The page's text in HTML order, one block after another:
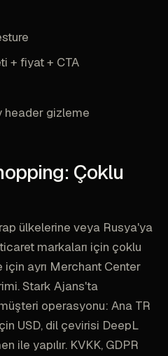
+ fiyat + CTA
header gizleme
Çoklu
ülkelerine veya Rusya'ya
markaları için çoklu
için ayrı Merchant Center
Stark Ajans'ta
operasyonu: Ana TR
USD, dil çevirisi DeepL
ile yapılır. KVKK, GDPR